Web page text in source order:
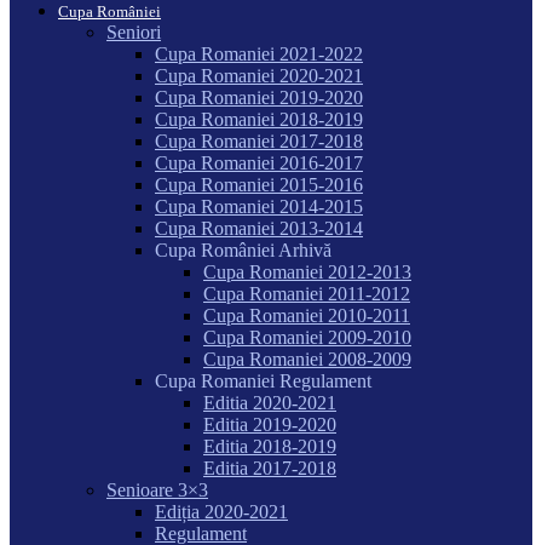
Cupa României
Seniori
Cupa Romaniei 2021-2022
Cupa Romaniei 2020-2021
Cupa Romaniei 2019-2020
Cupa Romaniei 2018-2019
Cupa Romaniei 2017-2018
Cupa Romaniei 2016-2017
Cupa Romaniei 2015-2016
Cupa Romaniei 2014-2015
Cupa Romaniei 2013-2014
Cupa României Arhivă
Cupa Romaniei 2012-2013
Cupa Romaniei 2011-2012
Cupa Romaniei 2010-2011
Cupa Romaniei 2009-2010
Cupa Romaniei 2008-2009
Cupa Romaniei Regulament
Editia 2020-2021
Editia 2019-2020
Editia 2018-2019
Editia 2017-2018
Senioare 3×3
Ediția 2020-2021
Regulament